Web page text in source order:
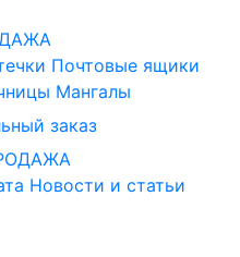
Почтовые ящики
Мангалы
заказ
Новости и статьи